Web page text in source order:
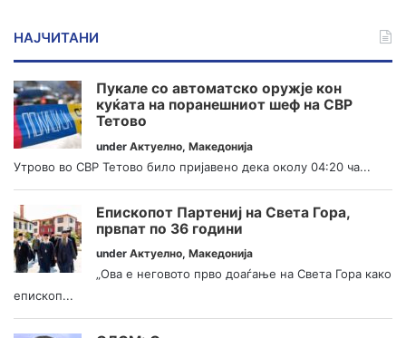
НАЈЧИТАНИ
Пукале со автоматско оружје кон
куќата на поранешниот шеф на СВР
Тетово
under Актуелно, Македонија
Утрово во СВР Тетово било пријавено дека околу 04:20 ча...
Епископот Партениј на Света Гора,
првпат по 36 години
under Актуелно, Македонија
„Ова е неговото прво доаѓање на Света Гора како
епископ...